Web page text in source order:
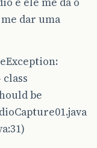
dar uma
be